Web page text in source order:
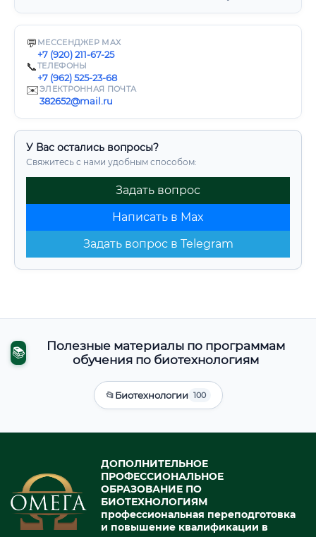
💬 МЕССЕНДЖЕР MAX
+7 (920) 211-67-25
📞ТЕЛЕФОНЫ
+7 (962) 525-23-68
✉️ЭЛЕКТРОННАЯ ПОЧТА
382652@mail.ru
У Вас остались вопросы?
Свяжитесь с нами удобным способом:
Задать вопрос
Написать в Max
Задать вопрос в Telegram
📚
Полезные материалы по программам
обучения по биотехнологиям
📂Биотехнологии 100
ДОПОЛНИТЕЛЬНОЕ
ПРОФЕССИОНАЛЬНОЕ
ОБРАЗОВАНИЕ ПО
БИОТЕХНОЛОГИЯМ
профессиональная переподготовка
и повышение квалификации в